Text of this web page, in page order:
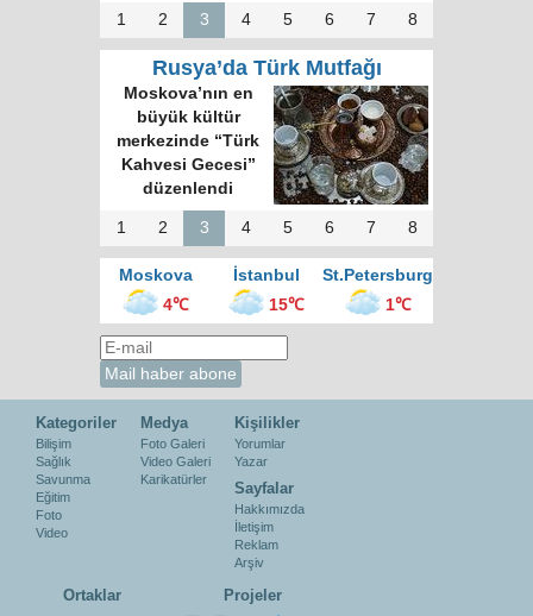
1 2 3 4 5 6 7 8
Rusya’da Türk Mutfağı
Moskova’nın en
büyük kültür
merkezinde “Türk
Kahvesi Gecesi”
düzenlendi
1 2 3 4 5 6 7 8
Moskova İstanbul
St.Petersburg
4℃
15℃ 1℃
Kategoriler
Bilişim
Sağlık
Savunma
Eğitim
Foto
Video
Medya
Foto Galeri
Video Galeri
Karikatürler
Kişilikler
Yorumlar
Yazar
Sayfalar
Hakkımızda
İletişim
Reklam
Arşiv
Ortaklar Projeler